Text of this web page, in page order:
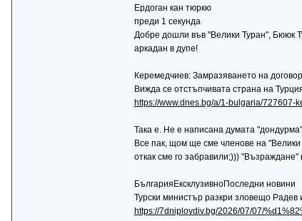
Ердоган кан тюркю
преди 1 секунда
Добре дошли във "Велики Туран", Бююк
аркадан в дупе!
Керемедчиев: Замразяването на
Вижда се отстъпчивата страна на
https://www.dnes.bg/a/1-bulgaria/727607-
Taка е. Не е написана думата
Все пак, щом ще сме членове на
откак сме го забравили;))) "Възраждане"
БългарияЕксклузивноПоследни новини
Турски министър разкри зловещо
https://7dniplovdiv.bg/2026/07/07/